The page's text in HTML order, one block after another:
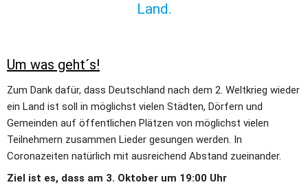
Land.
Um was geht´s!
Zum Dank dafür, dass Deutschland nach dem 2. Weltkrieg wieder
ein Land ist soll in möglichst vielen Städten, Dörfern und
Gemeinden auf öffentlichen Plätzen von möglichst vielen
Teilnehmern zusammen Lieder gesungen werden. In
Coronazeiten natürlich mit ausreichend Abstand zueinander.
Ziel ist es, dass am 3. Oktober um 19:00 Uhr